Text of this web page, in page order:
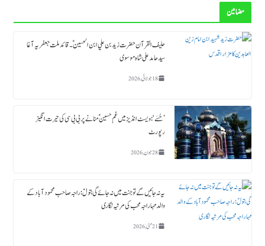
مضامین
حلیف القرآن حضرت زید بن علي ابن الحسین ؑ ۔قائد ملت جعفریہ آغا
سید حامد علی شاہ موسوی
18 جولائی, 2026
’حُسَے‘: ویسٹ انڈیز میں غمِ حسینؑ منانے پر بی بی سی کی حیرت انگیز
رپورٹ
28 جون, 2026
یہ نہ جائیں گے تو جنت میں نہ جائے گی بتولؑ: راجہ صاحب محمود آباد کے
والد مہاراجہ محب کی مرثیہ نگاری
21 مئی, 2026